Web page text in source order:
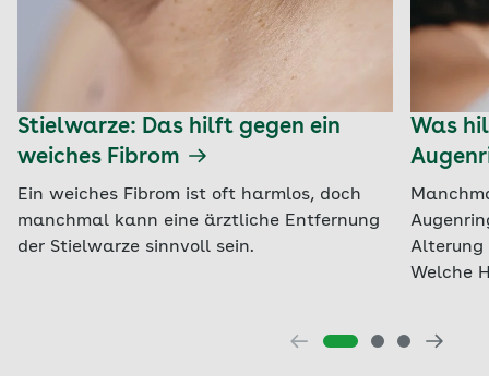
Stielwarze: Das hilft gegen ein
weiches Fibrom
Ein weiches Fibrom ist oft harmlos, doch
manchmal kann eine ärztliche Entfernung
der Stielwarze sinnvoll sein.
Was
Alterung
Welche